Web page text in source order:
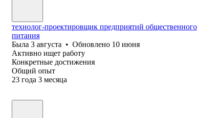
технолог-проектировщик предприятий общественного
питания
Была 3 августа • Обновлено 10 июня
Активно ищет работу
Конкретные достижения
Общий опыт
23 года 3 месяца